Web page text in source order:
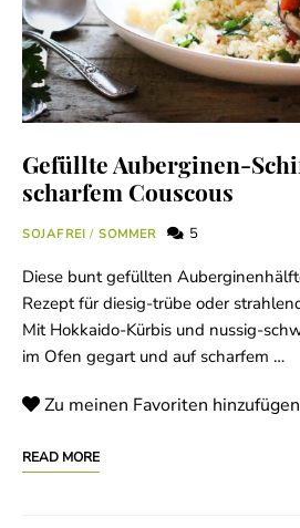
Gefüllte Auberginen-
scharfem Couscous
SOJAFREI / SOMMER 5
Diese bunt gefüllten
Rezept für diesig-trübe oder
Mit Hokkaido-Kürbis und nussig-
im Ofen gegart und auf scharfem …
Zu meinen Favoriten
READ MORE